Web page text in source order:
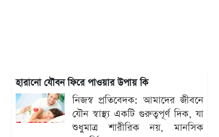
হারানো যৌবন ফিরে পাওয়ার উপায় কি
নিজস্ব প্রতিবেদক: আমাদের জীবনে
যৌন স্বাস্থ্য একটি গুরুত্বপূর্ণ দিক, যা
শুধুমাত্র শারীরিক নয়, মানসিক